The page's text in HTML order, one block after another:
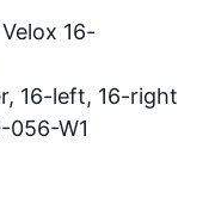
16-left, 16-right
056-W1